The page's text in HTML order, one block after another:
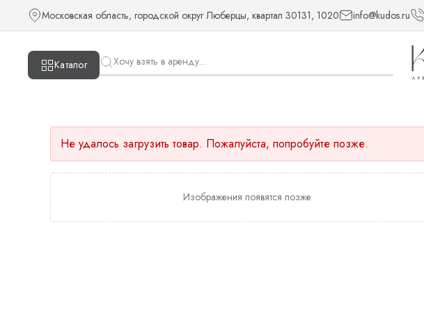
Московская область, городской округ Люберцы, квартал 30131, 1020 info@kudos.ru
Каталог
Не удалось загрузить товар. Пожалуйста, попробуйте позже.
Изображения появятся позже